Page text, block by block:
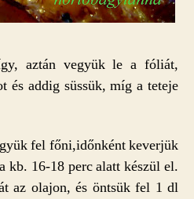
aztán vegyük le a fóliát,
és addig süssük, míg a teteje
fel főni,időnként keverjük
kb. 16-18 perc alatt készül el.
az olajon, és öntsük fel 1 dl